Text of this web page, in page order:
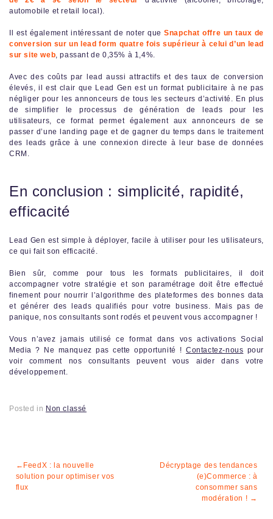
automobile et retail local).
Il est également intéressant de noter queSnapchat offre un taux de
conversion sur un lead form quatre fois supérieur à celui d’un lead
sur site web, passant de 0,35% à 1,4%.
Avec des coûts par lead aussi attractifs et des taux de conversion
élevés, il est clair que Lead Gen est un format publicitaire à ne pas
négliger pour les annonceurs de tous les secteurs d’activité. En plus
de simplifier le processus de génération de leads pour les
utilisateurs, ce format permet également aux annonceurs de se
passer d’une landing page et de gagner du temps dans le traitement
des leads grâce à une connexion directe à leur base de données
CRM.
En conclusion : simplicité, rapidité,
efficacité
Lead Gen est simple à déployer, facile à utiliser pour les utilisateurs,
ce qui fait son efficacité.
Bien sûr, comme pour tous les formats publicitaires, il doit
accompagner votre stratégie et son paramétrage doit être effectué
finement pour nourrir l’algorithme des plateformes des bonnes data
et générer des leads qualifiés pour votre business. Mais pas de
panique, nos consultants sont rodés et peuvent vous accompagner !
Vous n’avez jamais utilisé ce format dans vos activations Social
Media ? Ne manquez pas cette opportunité ! Contactez-nous pour
voir comment nos consultants peuvent vous aider dans votre
développement.
Posted in Non classé
Navigation
de
FeedX : la nouvelle
solution pour optimiser vos
flux
Décryptage des tendances
(e)Commerce : à
consommer sans
modération !